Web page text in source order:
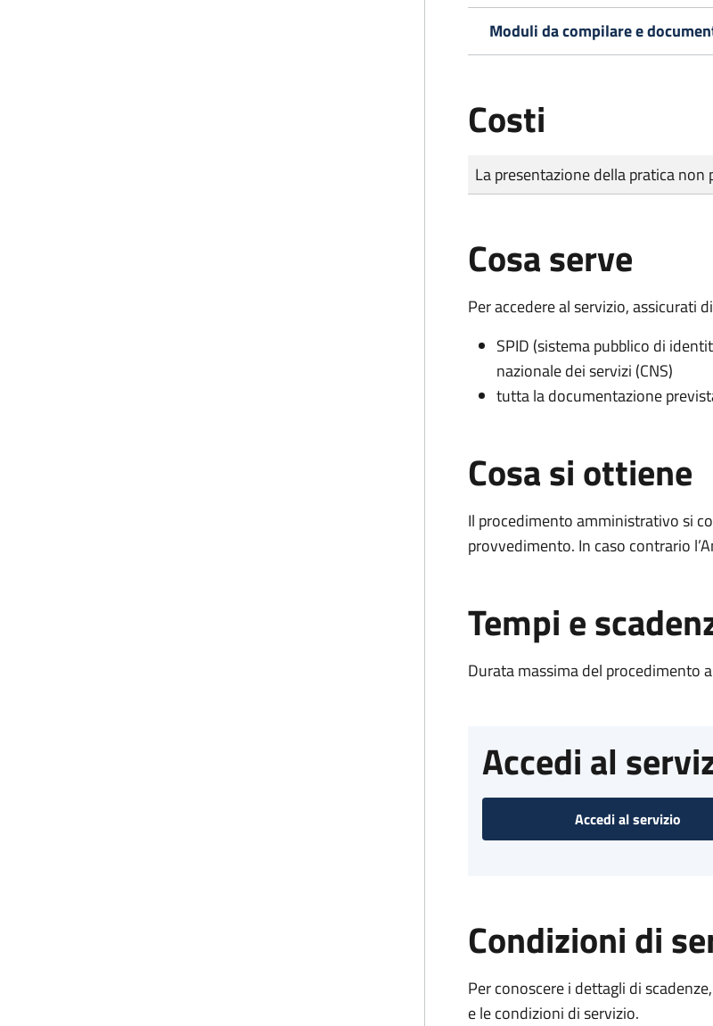
Moduli da compilare e
Costi
Tipo di pagamento
Importo
La presentazione della pratica
Cosa serve
Per accedere al servizio, assicurati
SPID (sistema pubblico di
nazionale dei servizi (CNS)
tutta la documentazione
Cosa si ottiene
Il procedimento amministrativo si
provvedimento. In caso contrario
Tempi e
Durata massima del procedimento
Accedi al
Accedi al servizio
Condizioni di
Per conoscere i dettagli di
e le condizioni di servizio.